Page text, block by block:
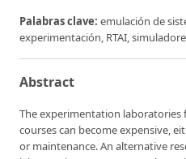
Palabras clave: emulación de
experimentación, RTAI,
Abstract
The experimentation
courses can become expensive,
or maintenance. An alternative